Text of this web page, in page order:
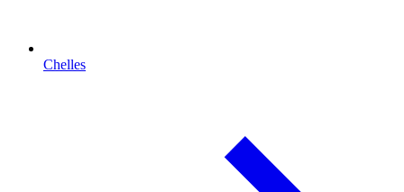
Chelles